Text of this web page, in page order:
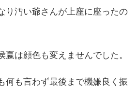
り汚い爺さんが上座に座ったの
嬴は顔色も変えませんでした。
何も言わず最後まで機嫌良く振